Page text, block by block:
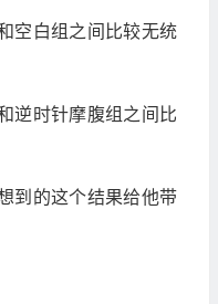
空白组之间比较无统
逆时针摩腹组之间比
到的这个结果给他带